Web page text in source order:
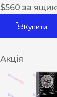
$560 за ящик
Купити
Акція